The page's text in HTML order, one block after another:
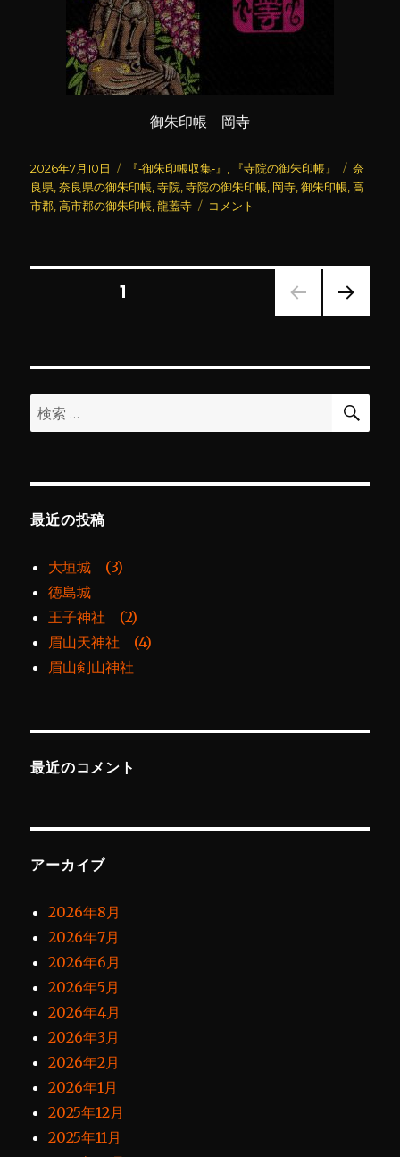
御朱印帳 岡寺
投
稿
日:
2026年7月10日
カ
テ
ゴ
『‐御朱印帳収集‐』 『寺院の御朱印帳』
タ
グ
奈
良県 ,奈良県の御朱印帳 ,寺院 ,寺院の御朱印帳 岡寺 ,御朱印帳 ,高
市郡 ,高市郡の御朱印帳 ,龍蓋寺
岡
に
コメント
の
ペ
ジ
送
り
固定ページ1
検
索:
検
最近の投稿
大垣城 (3)
徳島城
王子神社 (2)
眉山天神社 (4)
眉山剣山神社
最近のコメント
アーカイブ
2026年8月
2026年7月
2026年6月
2026年5月
2026年4月
2026年3月
2026年2月
2026年1月
2025年12月
2025年11月